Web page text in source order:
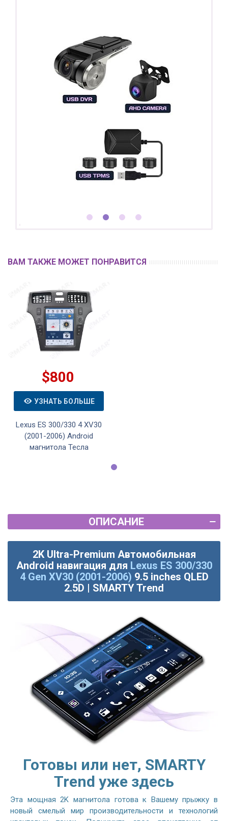
ВАМ ТАКЖЕ МОЖЕТ ПОНРАВИТСЯ
$800
УЗНАТЬ БОЛЬШЕ
Lexus ES 300/330 4 XV30
(2001-2006) Android
магнитола Тесла
ОПИСАНИЕ
2K Ultra-Premium Автомобильная
Android навигация для Lexus ES 300/330
4 Gen XV30 (2001-2006) 9.5 inches QLED
2.5D | SMARTY Trend
Готовы или нет, SMARTY
Trend уже здесь
Эта мощная 2K магнитола готова к Вашему прыжку в
новый смелый мир производительности и технологий